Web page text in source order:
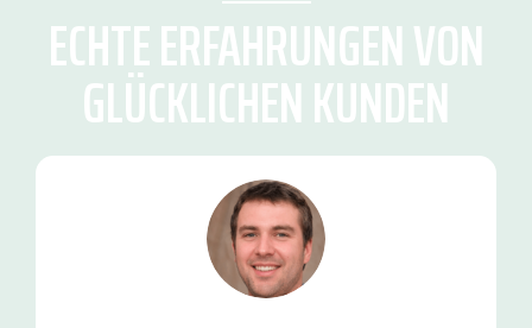
ECHTE ERFAHRUNGEN VON
GLÜCKLICHEN KUNDEN